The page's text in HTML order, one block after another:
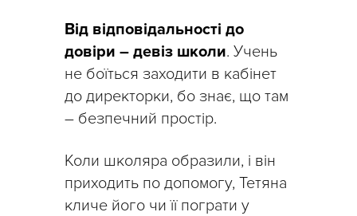
Від відповідальності до
довіри – девіз школи. Учень
не боїться заходити в кабінет
до директорки, бо знає, що там
– безпечний простір.
Коли школяра образили, і він
приходить по допомогу, Тетяна
кличе його чи її пограти у